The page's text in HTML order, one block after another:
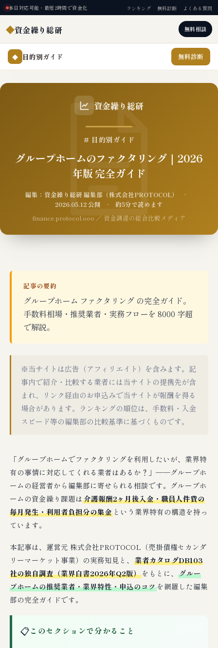
本日対応可能・最短2時間で資金化 ランキング 無料診断 よくある質問
◆資金繰り総研 無料相談
◆ 目的別ガイド 無料診断
資金繰り総研
# 目的別ガイド
グループホームのファクタリング｜2026
年版 完全ガイド
編集：資金繰り総研 編集部（株式会社PROTOCOL） ·
2026.05.12 公開 · 約5分で読めます
finance.protocol.ooo ／ 資金調達の総合比較メディア
記事の要約
グループホーム ファクタリング の完全ガイド。
手数料相場・推奨業者・実務フローを 8000 字超
で解説。
※当サイトは広告（アフィリエイト）を含みます。記
事内で紹介・比較する業者には当サイトの提携先が含
まれ、リンク経由のお申込みで当サイトが報酬を得る
場合があります。ランキングの順位は、手数料・入金
スピード等の編集部の比較基準に基づくものです。
「グループホームでファクタリングを利用したいが、業界特
有の事情に対応してくれる業者はあるか？」──グループホ
ームの経営者から編集部に寄せられる相談です。グループホ
ームの資金繰り課題は介護報酬2ヶ月後入金・職員人件費の
毎月発生・利用者負担分の集金 という業界特有の構造を持っ
ています。
本記事は、運営元 株式会社PROTOCOL（売掛債権セカンダ
リーマーケット事業）の実務知見と、 業者カタログDB103
社の独自調査（業界白書2026年Q2版）をもとに、
グルー
プホームの推奨業者・業界特性・申込のコツを網羅した編集
部の完全ガイドです。
📋このセクションで分かること